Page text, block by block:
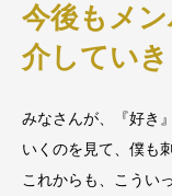
今後もメ
介していき
みなさんが、『好き
いくのを見て、僕も
これからも、こうい